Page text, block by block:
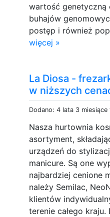
wartość genetyczną
buhajów
postęp i również
więcej »
La Diosa -
w niższych
Dodano: 4 lata 3 miesiące
Nasza hurtownia
asortyment,
urządzeń do
manicure. Są one
najbardziej cenione
należy Semilac,
klientów
terenie całego